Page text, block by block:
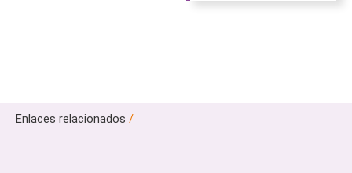
Enlaces relacionados /